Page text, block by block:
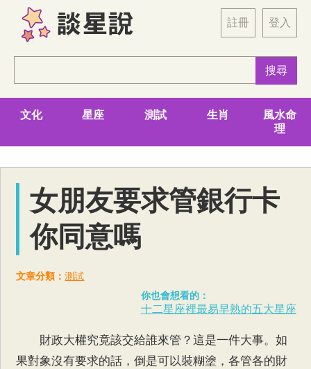
註冊 登入
文化 星座 測試 生肖
風水命
理
女朋友要求管銀行卡
你同意嗎
文章分類：測試
你也會想看的：
十二星座裡最易早熟的五大星座
財政大權究竟該交給誰來管？這是一件大事。如
果對象沒有要求的話，倒是可以裝糊塗，各管各的財